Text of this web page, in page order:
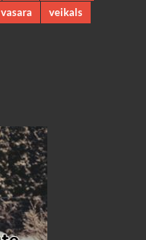
vasara
veikals